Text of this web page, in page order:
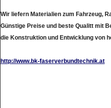
Wir liefern Materialien zum Fahrzeug,
Günstige Preise und beste Qualitt mit
die Konstruktion und Entwicklung von
http://www.bk-faserverbundtechnik.at